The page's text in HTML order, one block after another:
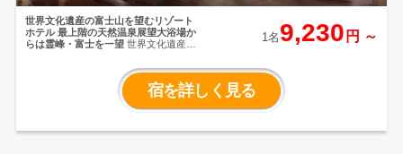
世界文化遺産の富士山を望むリゾート
ホテル最上階の天然温泉展望大浴場か
らは霊峰・富士を一望 世界文化遺産の
側の客室から、あるいは最上階の天然
温泉展望大浴場から霊峰・富士を眺め
ることができ、雄大な景色に癒されな
がらゆったりとしたひとときをお過ご
1名 9,230 円 ～
宿を詳しく見る